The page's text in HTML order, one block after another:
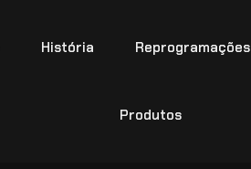
História Reprogramações
Produtos